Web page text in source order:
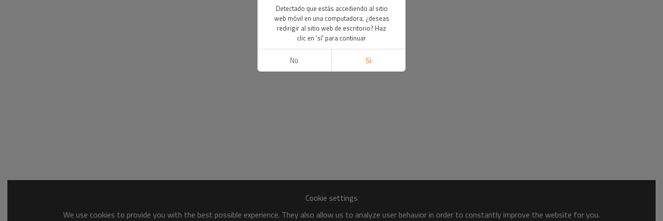
Cookie settings
We use cookies to provide you with the best possible experience. They also allow us to analyze user behavior in order to constantly improve the website for you.
Detectado que estás accediendo al sitio
web móvil en una computadora, ¿deseas
redirigir al sitio web de escritorio? Haz
clic en 'sí' para continuar
No Si